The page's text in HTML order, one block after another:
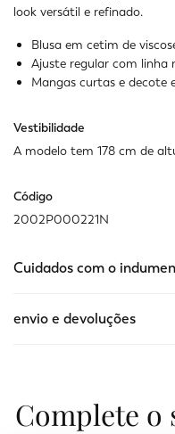
look versátil e refinado.
Blusa em cetim de
Ajuste regular com linha
Mangas curtas e decote
Vestibilidade
A modelo tem 178 cm de
Código
2002P000221N
Cuidados com o
envio e devoluções
Complete